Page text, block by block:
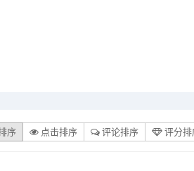
序 点击排序 评论排序 评分排